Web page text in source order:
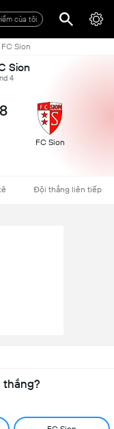
của tôi
Sion
Sion
4
FC Sion
Đội thắng liên tiếp
thắng?